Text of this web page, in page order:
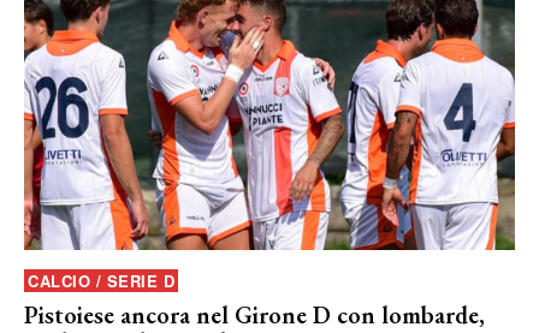
CALCIO / SERIE D
Pistoiese ancora nel Girone D con lombarde,